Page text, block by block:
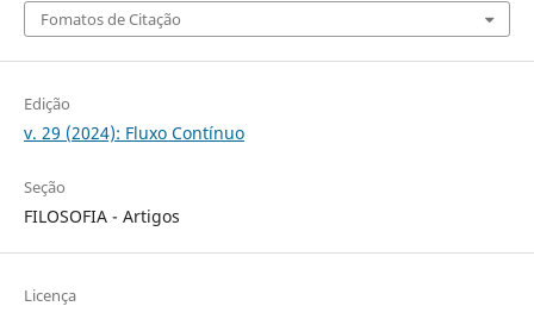
Fomatos de Citação
Edição
v. 29 (2024): Fluxo Contínuo
Seção
FILOSOFIA - Artigos
Licença